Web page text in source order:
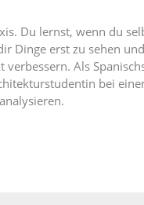
Du lernst, wenn du
Dinge erst zu sehen
verbessern. Als
bei